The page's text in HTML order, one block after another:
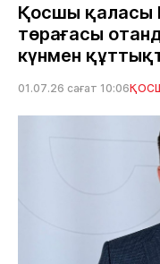
Қосшы қаласы
төрағасы
күнмен
01.07.26 сағат 10:06